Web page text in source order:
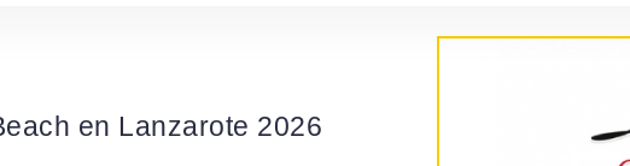
en Lanzarote 2026